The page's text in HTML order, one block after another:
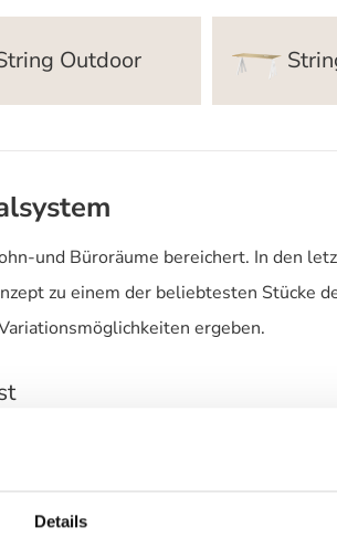
Details
Outdoor
und Büroräume bereichert. In den
zu einem der beliebtesten Stücke
ergeben.
und Objekte halten müssen,
und erweitert werden - egal ob